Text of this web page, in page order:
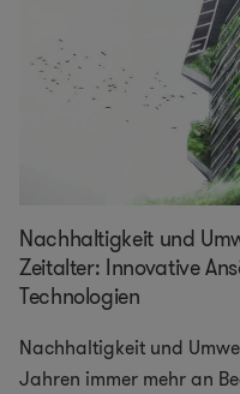
Nachhaltigkeit und
Zeitalter: Innovative
Technologien
Nachhaltigkeit und
Jahren immer mehr an